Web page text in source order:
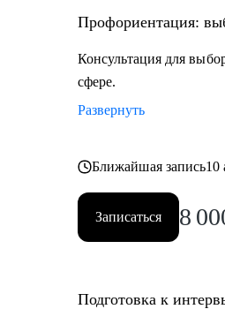
Профориентация:
Консультация для
сфере.
Развернуть
Ближайшая запись10
Записаться 8
Подготовка к